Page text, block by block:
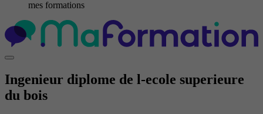
mes formations
Ingenieur diplome de l-ecole superieure
du bois